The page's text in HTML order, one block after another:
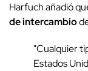
Harfuch añadió
de intercambio
"Cualquier
Estados